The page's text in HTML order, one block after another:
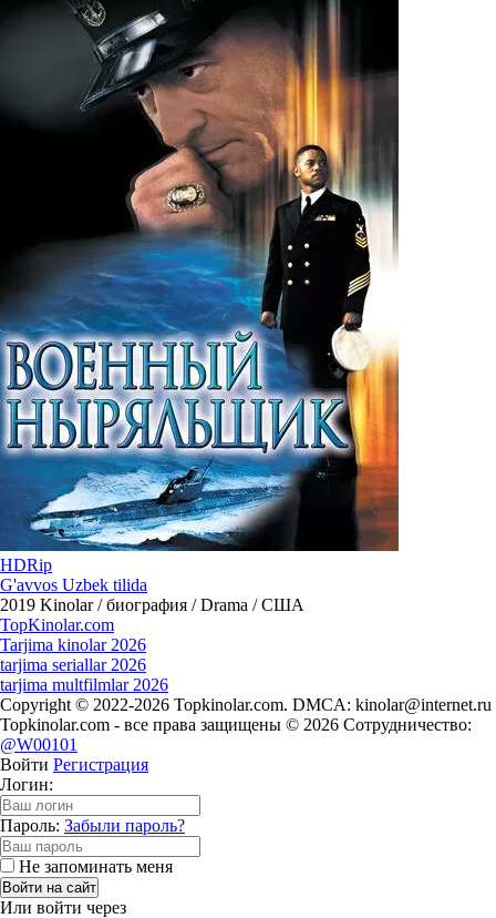
HDRip
G'avvos Uzbek tilida
2019 Kinolar / биография / Drama / США
TopKinolar.com
Tarjima kinolar 2026
tarjima seriallar 2026
tarjima multfilmlar 2026
Copyright © 2022-2026 Topkinolar.com. DMCA: kinolar@internet.ru
Topkinolar.com - все права защищены © 2026 Сотрудничество:
@W00101
Войти Регистрация
Логин:
Пароль: Забыли пароль?
Не запоминать меня
Войти на сайт
Или войти через